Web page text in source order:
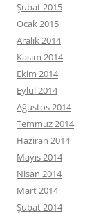
Şubat 2015
Ocak 2015
Aralık 2014
Kasım 2014
Ekim 2014
Eylül 2014
Ağustos 2014
Temmuz 2014
Haziran 2014
Mayıs 2014
Nisan 2014
Mart 2014
Şubat 2014